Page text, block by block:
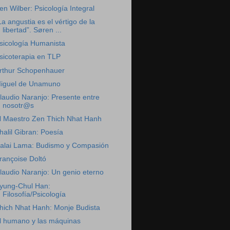
Wilber: Psicología Integral
angustia es el vértigo de la
libertad”. Søren ...
Humanista
en TLP
Schopenhauer
de Unamuno
Naranjo: Presente entre
nosotr@s
Maestro Zen Thich Nhat Hanh
Gibran: Poesía
Lama: Budismo y Compasión
Doltó
Naranjo: Un genio eterno
Chul Han:
Filosofía/Psicología
Nhat Hanh: Monje Budista
humano y las máquinas